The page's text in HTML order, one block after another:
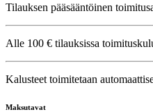
Tilauksen pääsääntöinen
Alle 100 € tilauksissa
Kalusteet toimitetaan
Maksutavat